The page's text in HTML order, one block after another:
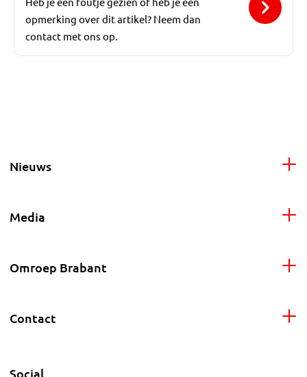
opmerking over dit artikel? Neem dan
contact met ons op.
Nieuws
Media
Omroep Brabant
Contact
Social